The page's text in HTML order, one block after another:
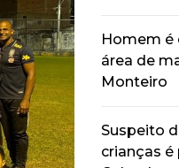
Homem é
área de
Monteiro
Suspeito
crianças é